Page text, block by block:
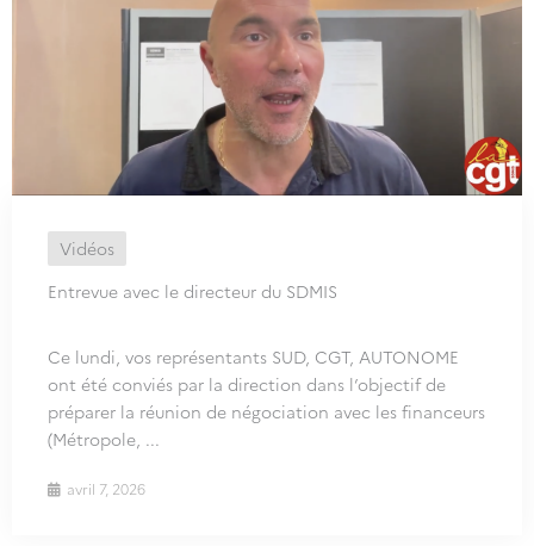
Vidéos
Entrevue avec le directeur du SDMIS
Ce lundi, vos représentants SUD, CGT, AUTONOME
ont été conviés par la direction dans l’objectif de
préparer la réunion de négociation avec les financeurs
(Métropole, ...
avril 7, 2026